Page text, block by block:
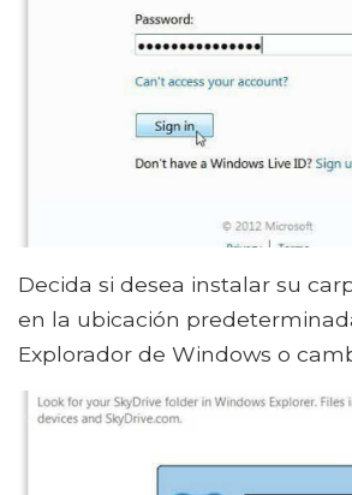
Decida si desea instalar su
en la ubicación
Explorador de Windows o